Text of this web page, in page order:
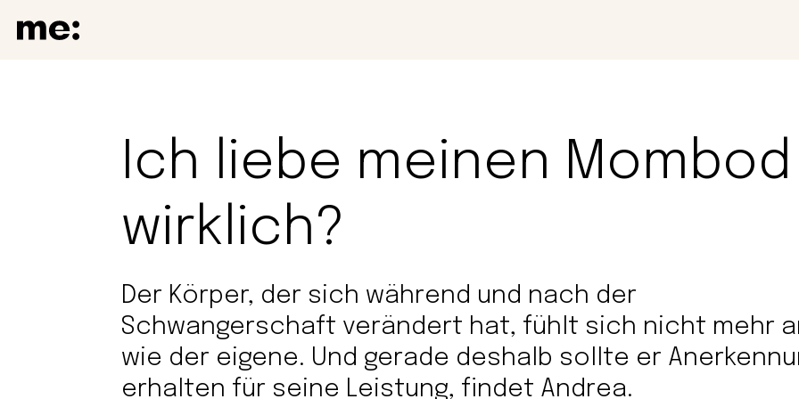
Ich liebe meinen Mombod
wirklich?
Der Körper, der sich während und nach der
Schwangerschaft verändert hat, fühlt sich nicht mehr
wie der eigene. Und gerade deshalb sollte er
erhalten für seine Leistung, findet Andrea.